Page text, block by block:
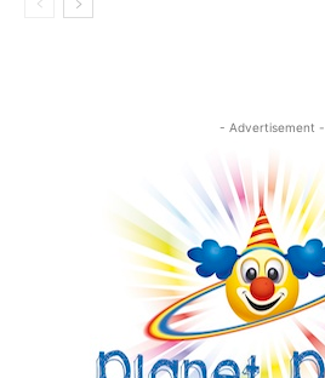
- Advertisement -